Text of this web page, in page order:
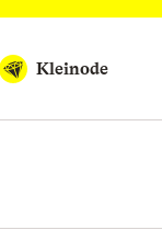
Kleinode